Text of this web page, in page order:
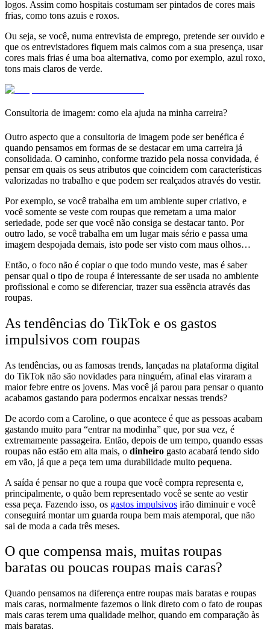
logos. Assim como hospitais costumam ser pintados de cores mais
frias, como tons azuis e roxos.
Ou seja, se você, numa entrevista de emprego, pretende ser ouvido e
que os entrevistadores fiquem mais calmos com a sua presença, usar
cores mais frias é uma boa alternativa, como por exemplo, azul roxo,
tons mais claros de verde.
Consultoria de imagem: como ela ajuda na minha carreira?
Outro aspecto que a consultoria de imagem pode ser benéfica é
quando pensamos em formas de se destacar em uma carreira já
consolidada. O caminho, conforme trazido pela nossa convidada, é
pensar em quais os seus atributos que coincidem com características
valorizadas no trabalho e que podem ser realçados através do vestir.
Por exemplo, se você trabalha em um ambiente super criativo, e
você somente se veste com roupas que remetam a uma maior
seriedade, pode ser que você não consiga se destacar tanto. Por
outro lado, se você trabalha em um lugar mais sério e passa uma
imagem despojada demais, isto pode ser visto com maus olhos…
Então, o foco não é copiar o que todo mundo veste, mas é saber
pensar qual o tipo de roupa é interessante de ser usada no ambiente
profissional e como se diferenciar, trazer sua essência através das
roupas.
As tendências do TikTok e os gastos
impulsivos com roupas
As tendências, ou as famosas trends, lançadas na plataforma digital
do TikTok não são novidades para ninguém, afinal elas viraram a
maior febre entre os jovens. Mas você já parou para pensar o quanto
acabamos gastando para podermos encaixar nessas trends?
De acordo com a Caroline, o que acontece é que as pessoas acabam
gastando muito para “entrar na modinha” que, por sua vez, é
extremamente passageira. Então, depois de um tempo, quando essas
roupas não estão em alta mais, o dinheiro gasto acabará tendo sido
em vão, já que a peça tem uma durabilidade muito pequena.
A saída é pensarno que a roupa que você compra representa e,
principalmente, o quão bem representado você se sente ao vestir
essa peça. Fazendo isso, os gastos impulsivos irão diminuir e você
conseguirá montar um guarda roupa bem mais atemporal, que não
sai de moda a cada três meses.
O que compensa mais, muitas roupas
baratas ou poucas roupas mais caras?
Quando pensamos na diferença entre roupas mais baratas e roupas
mais caras, normalmente fazemos o link direto com o fato de roupas
mais caras terem uma qualidade melhor, quando em comparação às
mais baratas.